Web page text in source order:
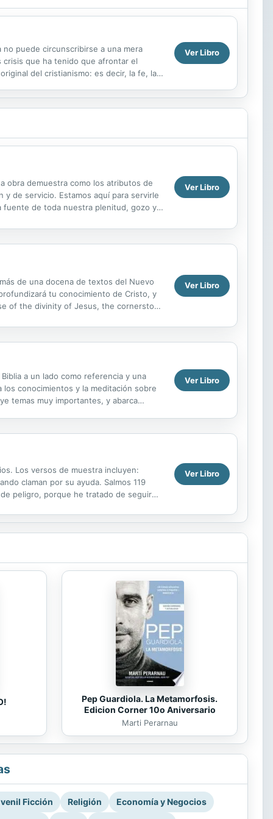
puede circunscribirse a una mera
crisis que ha tenido que afrontar el
del cristianismo: es decir, la fe, la
Ver Libro
obra demuestra como los atributos de
y de servicio. Estamos aquí para servirle
fuente de toda nuestra plenitud, gozo y
Ver Libro
de una docena de textos del Nuevo
tu conocimiento de Cristo, y
of the divinity of Jesus, the cornerstone
Ver Libro
a un lado como referencia y una
conocimientos y la meditación sobre
temas muy importantes, y abarca
Ver Libro
Los versos de muestra incluyen:
claman por su ayuda. Salmos 119
peligro, porque he tratado de seguir
Ver Libro
Pep Guardiola. La Metamorfosis.
Edicion Corner 10o Aniversario
Marti Perarnau
Ficción Religión
Economía y Negocios